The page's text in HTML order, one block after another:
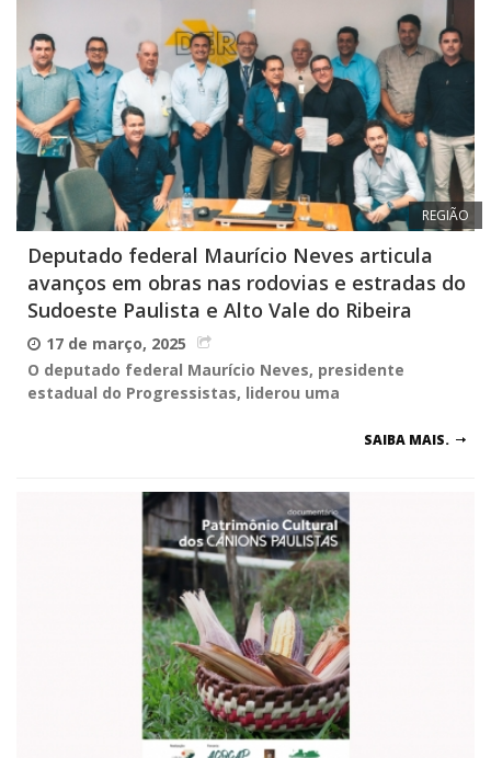
REGIÃO
Deputado federal Maurício Neves articula
avanços em obras nas rodovias e estradas do
Sudoeste Paulista e Alto Vale do Ribeira
17 de março, 2025
O deputado federal Maurício Neves, presidente
estadual do Progressistas, liderou uma
SAIBA MAIS.